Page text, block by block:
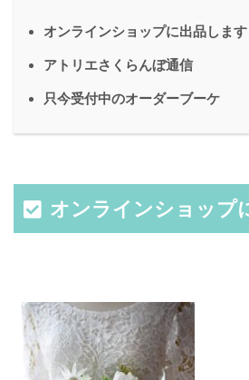
オンラインショップに出品します
アトリエさくらんぼ通信
只今受付中のオーダーブーケ
オンラインショップ